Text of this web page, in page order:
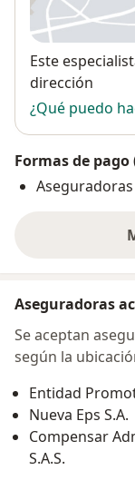
Este
dirección
¿Qué puedo
Formas de
Aseguradoras
Se aceptan
según la
Entidad
Nueva Eps S.A.
Compensar
S.A.S.